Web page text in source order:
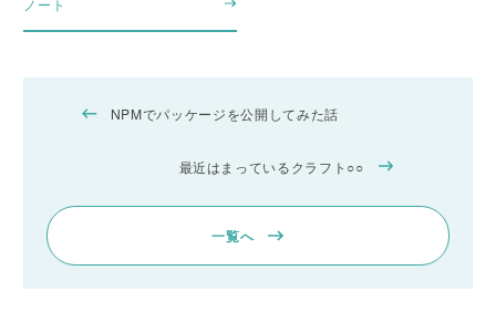
NPMでパッケージを公開してみた話
最近はまっているクラフト○○
一覧へ